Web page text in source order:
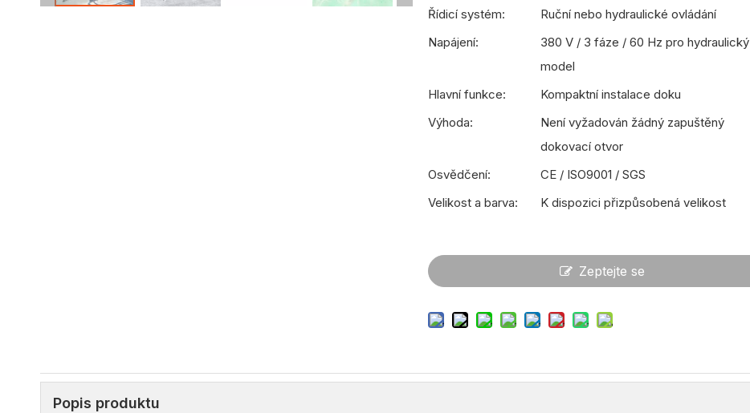
Řídicí systém:
Ruční nebo hydraulické ovládání
Napájení:
380 V / 3 fáze / 60 Hz pro hydraulický
model
Hlavní funkce:
Kompaktní instalace doku
Výhoda:
Není vyžadován žádný zapuštěný
dokovací otvor
Osvědčení:
CE / ISO9001 / SGS
Velikost a barva:
K dispozici přizpůsobená velikost
Zeptejte se
Popis produktu